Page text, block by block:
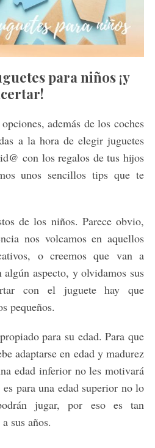
para niños ¡y
además de los coches
a la hora de elegir juguetes
con los regalos de tus hijos
unos sencillos tips que te
de los niños. Parece obvio,
nos volcamos en aquellos
o creemos que van a
aspecto, y olvidamos sus
con el juguete hay que
pequeños.
para su edad. Para que
adaptarse en edad y madurez
edad inferior no les motivará
para una edad superior no lo
jugar, por eso es tan
sus años.